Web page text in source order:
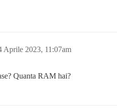
Aprile 2023, 11:07am
Quanta RAM hai?